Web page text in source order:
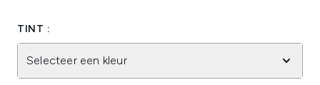
TINT :
Selecteer een kleur